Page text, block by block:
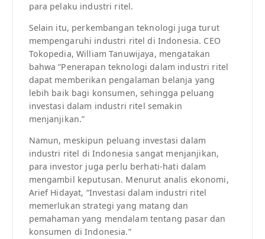
para pelaku industri ritel.
Selain itu, perkembangan teknologi juga turut
mempengaruhi industri ritel di Indonesia. CEO
Tokopedia, William Tanuwijaya, mengatakan
bahwa “Penerapan teknologi dalam industri ritel
dapat memberikan pengalaman belanja yang
lebih baik bagi konsumen, sehingga peluang
investasi dalam industri ritel semakin
menjanjikan.”
Namun, meskipun peluang investasi dalam
industri ritel di Indonesia sangat menjanjikan,
para investor juga perlu berhati-hati dalam
mengambil keputusan. Menurut analis ekonomi,
Arief Hidayat, “Investasi dalam industri ritel
memerlukan strategi yang matang dan
pemahaman yang mendalam tentang pasar dan
konsumen di Indonesia.”